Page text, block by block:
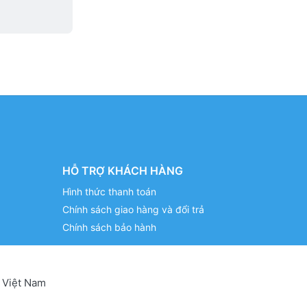
HỖ TRỢ KHÁCH HÀNG
Hình thức thanh toán
Chính sách giao hàng và đổi trả
Chính sách bảo hành
Nam